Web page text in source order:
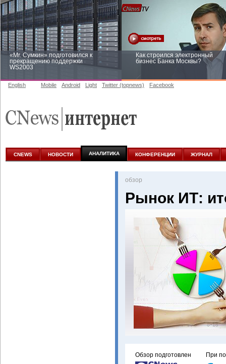
«Mr. Сумкин» подготовился к
прекращению поддержки
WS2003
Как строился электронный
бизнес Банка Москвы?
аналитике
English Mobile Android Light Twitter (topnews) Facebook
CNEWS НОВОСТИ АНАЛИТИКА КОНФЕРЕНЦИИ ЖУРНАЛ
oбзор
Рынок ИТ:
Обзор подготовлен При